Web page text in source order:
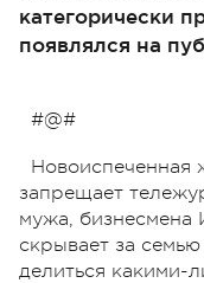
категорически
появлялся на
#@#
Новоиспеченная
запрещает
мужа, бизнесмена
скрывает за
делиться какими-